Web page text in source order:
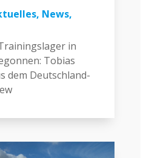
, News,
in
Tobias
dem Deutschland-